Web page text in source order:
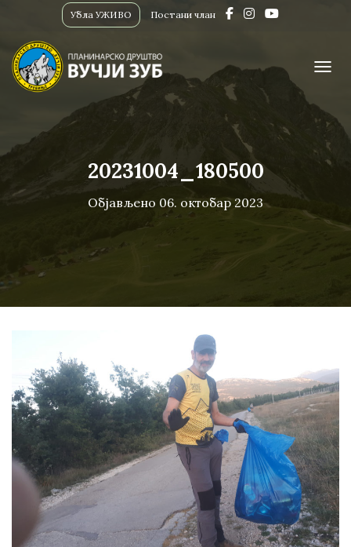
Убла УЖИВО Постани члан
20231004_180500
Објављено 06. октобар 2023